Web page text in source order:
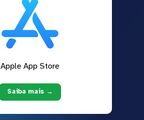
Apple App Store
Saiba mais →